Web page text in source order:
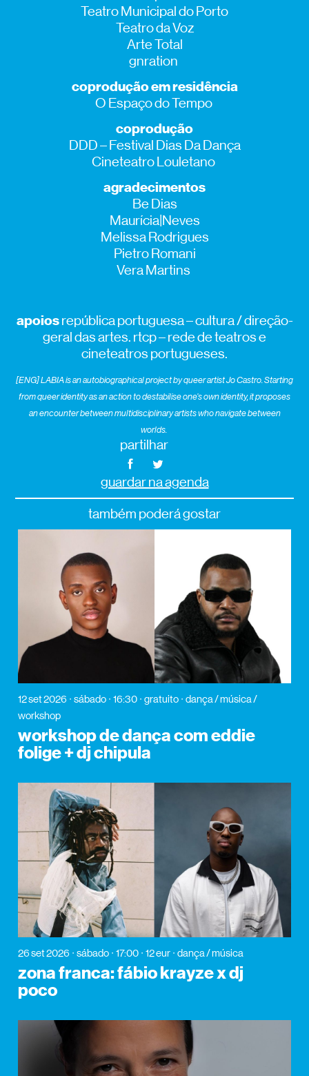
Teatro Municipal do Porto
Teatro da Voz
Arte Total
gnration
coprodução em residência
O Espaço do Tempo
coprodução
DDD – Festival Dias Da Dança
Cineteatro Louletano
agradecimentos
Be Dias
Maurícia|Neves
Melissa Rodrigues
Pietro Romani
Vera Martins
apoiosrepública portuguesa – cultura / direção-
geral das artes. rtcp – rede de teatros e
cineteatros portugueses.
[ENG] LABIAis anautobiographical projectbyqueer artist Jo Castro.Starting
from queer identity as an action to destabilise one’s own identity, it proposes
an encounter between multidisciplinary artists who navigate between
worlds.
partilhar
guardar na agenda
também poderá gostar
12 set 2026 sábado 16:30 gratuito
dança / música /
workshop
workshop de dança com eddie
folige + dj chipula
26 set 2026 sábado 17:00 12 eur dança / música
zona franca: fábio krayze x dj
poco